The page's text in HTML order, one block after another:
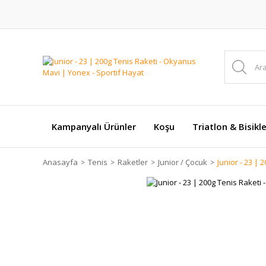
Kampanyalı Ürünler Koşu Triatlon &
Anasayfa Tenis Raketler Junior / Çocuk Junior - 23 |